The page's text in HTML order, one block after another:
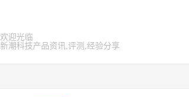
欢迎光临
新潮科技产品资讯,评测,经验分享